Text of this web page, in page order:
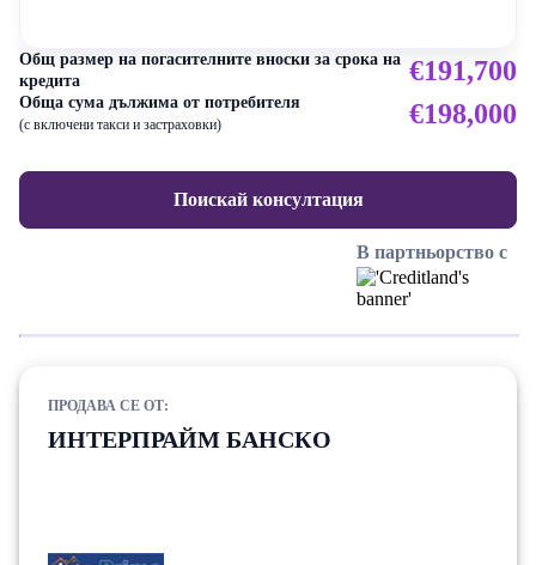
Общ размер на погасителните вноски за срока на
кредита
€191,700
Обща сума дължима от потребителя
(с включени такси и застраховки) €198,000
Поискай консултация
В партньорство с
ПРОДАВА СЕ ОТ:
ИНТЕРПРАЙМ БАНСКО